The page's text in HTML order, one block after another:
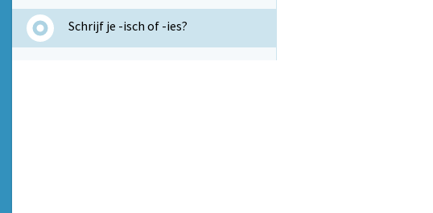
Schrijf je -isch of -ies?